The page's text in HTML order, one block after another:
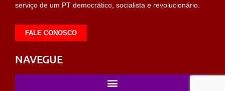
serviço de um PT democrático, socialista e revolucionário.
FALE CONOSCO
NAVEGUE